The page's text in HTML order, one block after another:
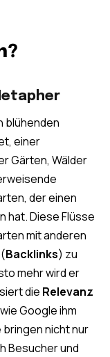
blühenden
einer
Gärten, Wälder
der einen
hat. Diese Flüsse
mit anderen
Backlinks) zu
mehr wird er
die Relevanz
wie Google ihm
bringen nicht nur
Besucher und